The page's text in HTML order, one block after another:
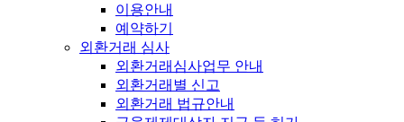
이용안내
예약하기
외환거래 심사
외환거래심사업무 안내
외환거래별 신고
외환거래 법규안내